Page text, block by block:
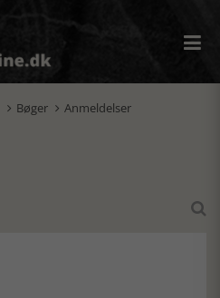
 Bøger  Anmeldelser
